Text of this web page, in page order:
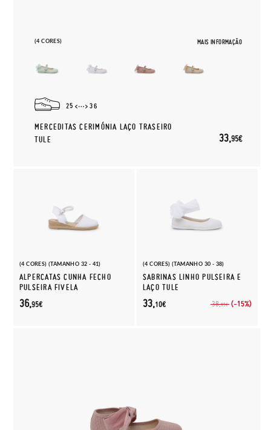
(4 CORES) MAIS INFORMAÇÃO
25 36
MERCEDITAS CERIMÓNIA LAÇO TRASEIRO
TULE
33,95€
(4 CORES) (TAMANHO 32 - 41)
ALPERCATAS CUNHA FECHO
PULSEIRA FIVELA
36,95€
(4 CORES) (TAMANHO 30 - 38)
SABRINAS LINHO PULSEIRA E
LAÇO TULE
38,95€ (-15%)
33,10€